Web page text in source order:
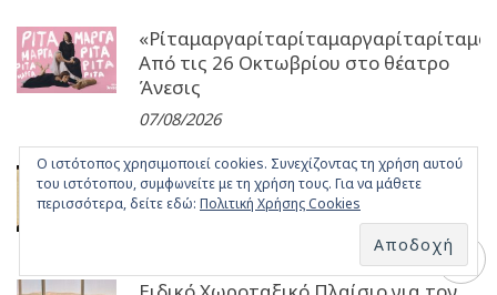
Από τις 26 Οκτωβρίου στο θέατρο
Άνεσις
07/08/2026
Οι 2 νέες “καυτές” θερινές προβολές
στην ταράτσα του ΕΜΣΤ
Ο ιστότοπος χρησιμοποιεί cookies. Συνεχίζοντας τη χρήση αυτού
του ιστότοπου, συμφωνείτε με τη χρήση τους. Για να μάθετε
περισσότερα, δείτε εδώ: Πολιτική Χρήσης Cookies